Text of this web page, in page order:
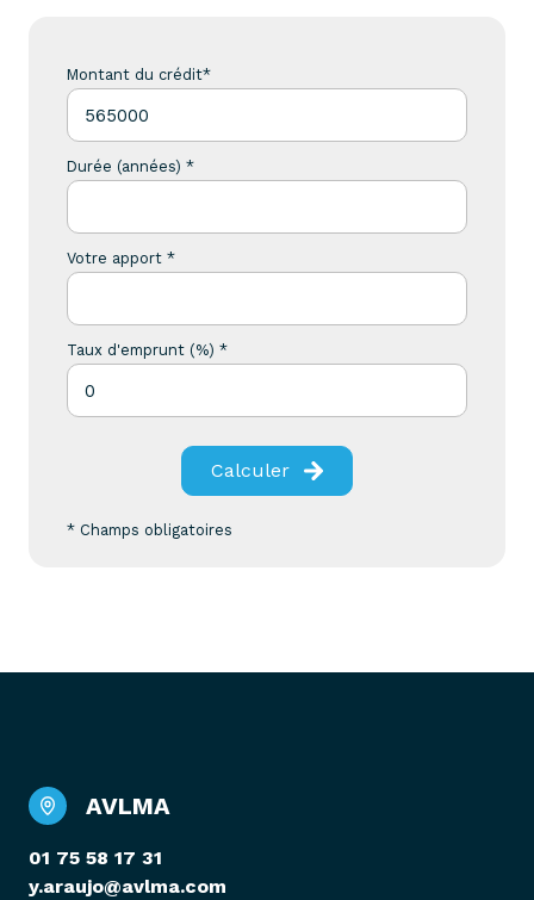
Montant du crédit*
Durée (années) *
Votre apport *
Taux d'emprunt (%) *
Calculer
* Champs obligatoires
AVLMA
01 75 58 17 31
y.araujo@avlma.com